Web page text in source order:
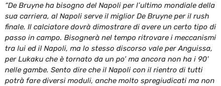
“De Bruyne ha bisogno del Napoli per l’ultimo mondiale della
sua carriera, al Napoli serve il miglior De Bruyne per il rush
finale. Il calciatore dovrà dimostrare di avere un certo tipo di
passo in campo. Bisognerà nel tempo ritrovare i meccanismi
tra lui ed il Napoli, ma lo stesso discorso vale per Anguissa,
per Lukaku che è tornato da un po’ ma ancora non ha i 90′
nelle gambe. Sento dire che il Napoli con il rientro di tutti
potrà fare diversi moduli, anche molto spregiudicati ma non